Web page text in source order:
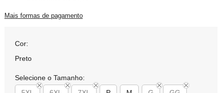
Mais formas de pagamento
Cor:
Preto
Selecione o Tamanho: